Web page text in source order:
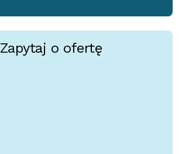
Zapytaj o ofertę